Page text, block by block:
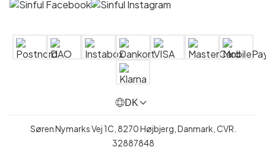
DK
Søren Nymarks Vej 1C, 8270 Højbjerg, Danmark, CVR.
32887848